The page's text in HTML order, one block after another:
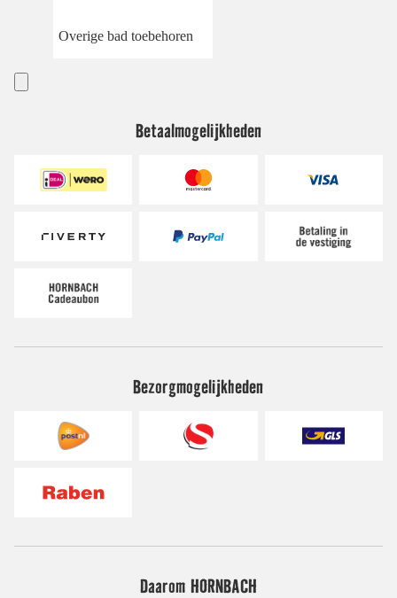
Overige bad toebehoren
Betaalmogelijkheden
Bezorgmogelijkheden
Daarom HORNBACH